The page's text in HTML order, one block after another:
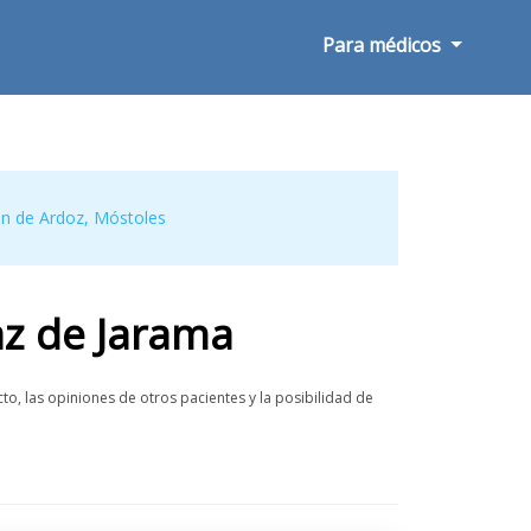
Para médicos
de Ardoz, Móstoles
de Jarama
las opiniones de otros pacientes y la posibilidad de